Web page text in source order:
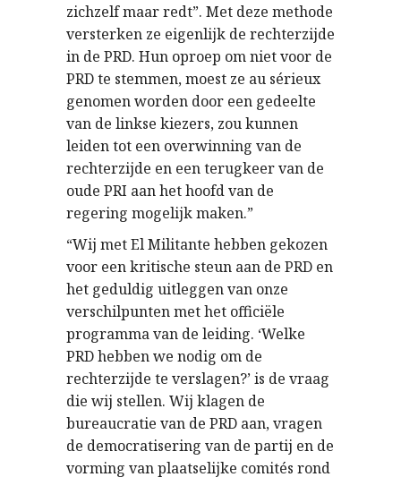
zichzelf maar redt”. Met deze methode
versterken ze eigenlijk de rechterzijde
in de PRD. Hun oproep om niet voor de
PRD te stemmen, moest ze au sérieux
genomen worden door een gedeelte
van de linkse kiezers, zou kunnen
leiden tot een overwinning van de
rechterzijde en een terugkeer van de
oude PRI aan het hoofd van de
regering mogelijk maken.”
“Wij met El Militante hebben gekozen
voor een kritische steun aan de PRD en
het geduldig uitleggen van onze
verschilpunten met het officiële
programma van de leiding. ‘Welke
PRD hebben we nodig om de
rechterzijde te verslagen?’ is de vraag
die wij stellen. Wij klagen de
bureaucratie van de PRD aan, vragen
de democratisering van de partij en de
vorming van plaatselijke comités rond